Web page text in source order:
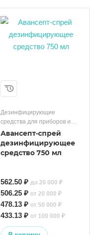
Дезинфицирующие
средства для приборов и
поверхностей
Авансепт-спрей
дезинфицирующее
средство 750 мл
562.50 ₽ до 20 000 ₽
506.25 ₽ от 20 000 ₽
478.13 ₽ от 50 000 ₽
433.13 ₽ от 100 000 ₽